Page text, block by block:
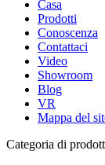
Casa
Prodotti
Conoscenza
Contattaci
Video
Showroom
Blog
VR
Mappa del
Categoria di